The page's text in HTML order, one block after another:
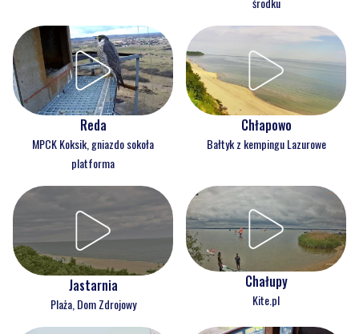
Reda
MPCK Koksik, gniazdo sokoła
platforma
Chłapowo
Bałtyk z kempingu Lazurowe
Jastarnia
Plaża, Dom Zdrojowy
Chałupy
Kite.pl